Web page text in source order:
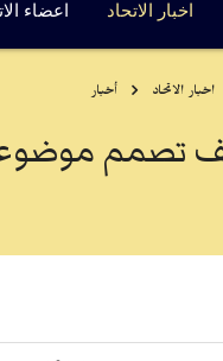
اخبار الاتحاد اعضاء
اخبار الاتحاد أخبار
تصمم موضوعك